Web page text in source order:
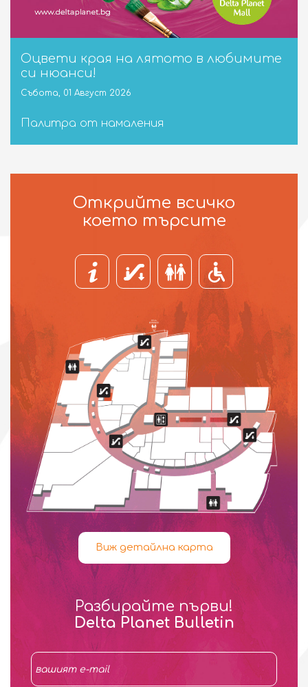
Оцвети края на лятото в любимите
си нюанси!
Събота, 01 Август 2026
Палитра от намаления
Открийте всичко
което търсите
Виж детайлна карта
Разбирайте първи!
Delta Planet Bulletin